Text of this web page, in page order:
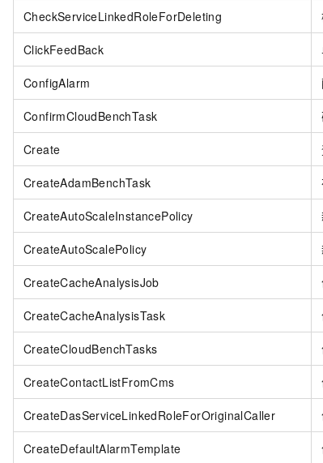
CheckServiceLinkedRoleForDeleting
ClickFeedBack
ConfigAlarm
ConfirmCloudBenchTask
Create
CreateAdamBenchTask
CreateAutoScaleInstancePolicy
CreateAutoScalePolicy
CreateCacheAnalysisJob
CreateCacheAnalysisTask
CreateCloudBenchTasks
CreateContactListFromCms
CreateDasServiceLinkedRoleForOriginalCaller
CreateDefaultAlarmTemplate